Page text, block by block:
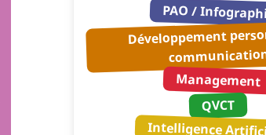
PAO /
Développement
Management
QVCT
Intelligence